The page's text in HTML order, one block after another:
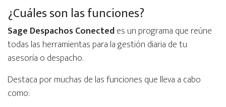
¿Cuáles son las funciones?
Sage Despachos Conectedes un programa que reúne
todas las herramientas para la gestión diaria de tu
asesoría o despacho.
Destaca por muchas de las funciones que lleva a cabo
como: